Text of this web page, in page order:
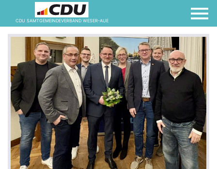
CDU SAMTGEMEINDEVERBAND WESER-AUE